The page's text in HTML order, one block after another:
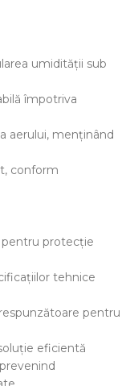
umidității sub
împotriva
aerului, menținând
conform
pentru protecție
tehnice
pentru
eficientă